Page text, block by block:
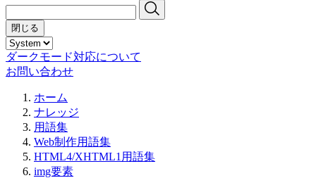
閉じる
ダークモード対応について
お問い合わせ
ホーム
ナレッジ
用語集
Web制作用語集
HTML4/XHTML1用語集
img要素